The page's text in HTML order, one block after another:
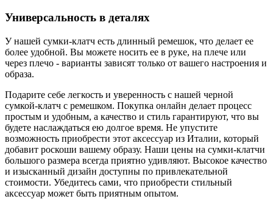
Универсальность в деталях
У нашей сумки-клатч есть длинный ремешок, что делает ее
более удобной. Вы можете носить ее в руке, на плече или
через плечо - варианты зависят только от вашего настроения и
образа.
Подарите себе легкость и уверенность с нашей черной
сумкой-клатч с ремешком. Покупка онлайн делает процесс
простым и удобным, а качество и стиль гарантируют, что вы
будете наслаждаться ею долгое время. Не упустите
возможность приобрести этот аксессуар из Италии, который
добавит роскоши вашему образу. Наши цены на сумки-клатчи
большого размера всегда приятно удивляют. Высокое качество
и изысканный дизайн доступны по привлекательной
стоимости. Убедитесь сами, что приобрести стильный
аксессуар может быть приятным опытом.